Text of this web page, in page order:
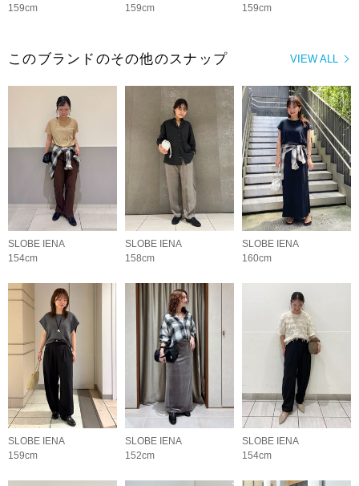
159cm
159cm
159cm
VIEW ALL
このブランドのその他のスナップ
SLOBE IENA
154cm
SLOBE IENA
158cm
SLOBE IENA
160cm
SLOBE IENA
159cm
SLOBE IENA
152cm
SLOBE IENA
154cm